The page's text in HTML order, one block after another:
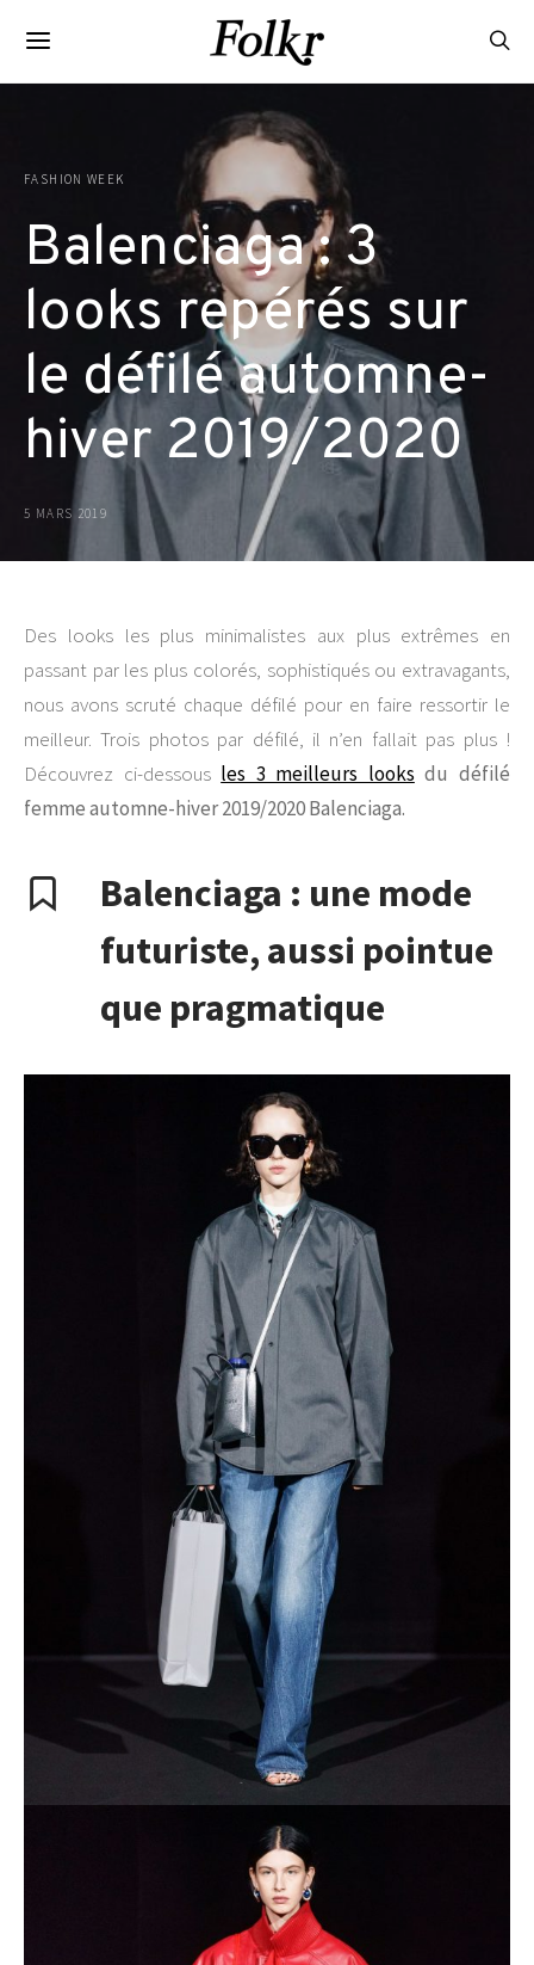
FASHION WEEK
Balenciaga : 3
looks repérés sur
le défilé automne-
hiver 2019/2020
5 MARS 2019
Des looks les plus minimalistes aux plus extrêmes en
passant par les plus colorés, sophistiqués ou extravagants,
nous avons scruté chaque défilé pour en faire ressortir le
meilleur. Trois photos par défilé, il n’en fallait pas plus !
Découvrez ci-dessous les 3 meilleurs looks du défilé
femme automne-hiver 2019/2020 Balenciaga.
Balenciaga : une mode
futuriste, aussi pointue
que pragmatique